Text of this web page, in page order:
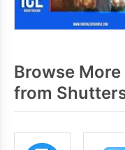
Browse
from